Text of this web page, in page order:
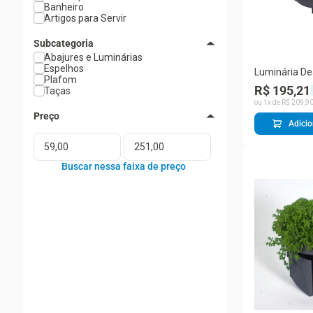
Banheiro
Artigos para Servir
Subcategoria
Abajures e Luminárias
Espelhos
Plafom
Taças
Luminária
Lâmpada
Cinza com
de Mão Star
R$ 195,21
ou 1 x de R$ 209 90